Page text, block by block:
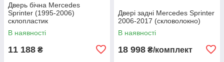
Дверь бічна Mercedes
Sprinter (1995-2006)
склопластик
В наявності
11 188 ₴
Двері задні Mercedes Sprinter
2006-2017 (скловолокно)
В наявності
18 998 ₴/комплект